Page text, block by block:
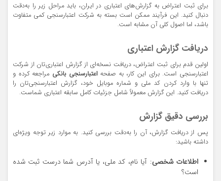
برای ثبت اعتراض به گزارش‌های اعتباری در ایران، باید مراحل زیر را به‌دقت
دنبال کنید. این فرآیند ممکن است بسته به شرکت اعتبارسنجی کمی متفاوت
باشد، اما اصول کلی آن مشابه است.
دریافت گزارش اعتباری
اولین قدم برای ثبت اعتراض، دریافت نسخه‌ای از گزارش اعتباری‌تان از شرکت
اعتبارسنجی است. برای این کار، به صفحهاعتبارسنجی بانکی مراجعه کرده و
تنها با وارد کردن کد ملی و شماره موبایل خود، گزارش اعتبارسنجی‌تان را
دریافت کنید. این گزارش معمولاً شامل جزئیات کامل سابقه اعتباری شماست.
بررسی دقیق گزارش
پس از دریافت گزارش، آن را به‌دقت بررسی کنید. به موارد زیر توجه ویژه‌ای
داشته باشید:
اطلاعات شخصی: آیا نام، کد ملی، یا آدرس شما درست ثبت شده
است؟